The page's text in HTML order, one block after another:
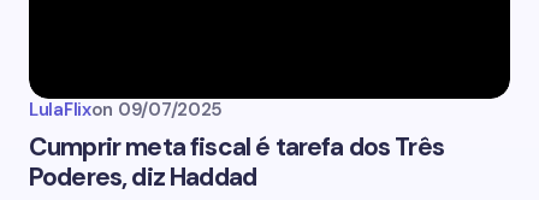
LulaFlixon 09/07/2025
Cumprir meta fiscal é tarefa dos Três
Poderes, diz Haddad